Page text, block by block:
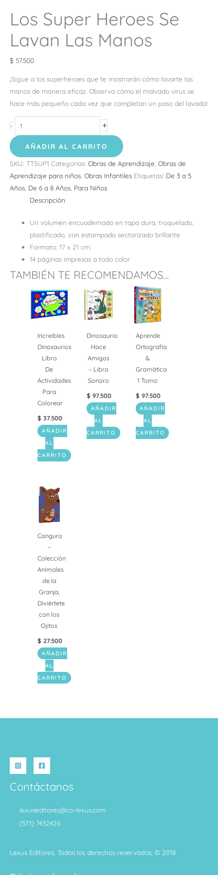
Los Super Heroes Se
Lavan Las Manos
$ 57.500
¡Sigue a los superhéroes que te mostrarán cómo lavarte las
manos de manera eficaz. Observa cómo el malvado virus se
hace más pequeño cada vez que completan un paso del lavado!
- +
AÑADIR AL CARRITO
SKU: TTSUP1 Categorías: Obras de Aprendizaje, Obras de
Aprendizaje para niños, Obras Infantiles Etiquetas: De 3 a 5
Años, De 6 a 8 Años, Para Niños
Descripción
Un volumen encuadernado en tapa dura, troquelado,
plastificado, con estampado sectorizado brillante
Formato: 17 x 21 cm.
14 páginas impresas a todo color
TAMBIÉN TE RECOMENDAMOS...
Increíbles
Dinosaurios
Libro
De
Actividades
Para
Colorear
$ 37.500
AÑADIR
AL
CARRITO
Dinosaurio
Hace
Amigos
– Libro
Sonoro
$ 97.500
AÑADIR
AL
CARRITO
Aprende
Ortografía
&
Gramática
1 Tomo
$ 97.500
AÑADIR
AL
CARRITO
Canguro
–
Colección
Animales
de la
Granja,
Diviértete
con los
Ojitos
$ 27.500
AÑADIR
AL
CARRITO
Contáctanos
lexuseditores@co-lexus.com
(571) 7432426
Lexus Editores, Todos los derechos reservados, © 2018